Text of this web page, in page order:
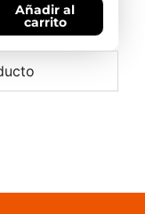
Añadir al
carrito